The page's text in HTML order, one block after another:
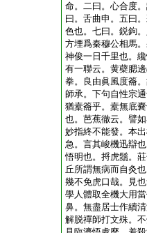
命。二曰。心合度
曰。舌曲申。五曰
色也。七曰。鋭鉤
方堙爲秦穆公相馬
神俊一日千里也。
有一聯云。黄蘗腮
拳。良由眞風度籥
師承。下句自性宗
猶槖籥乎。槖無底
也。芭蕉徹云。譬
妙指終不能發。本
急。言其峻機迅辯
悟明也。捋虎鬚。
丘所謂無病而自灸
幾不免虎口哉。見
學人體取全機大用
鼻。無盡居士作續
解脱禪師打文殊。